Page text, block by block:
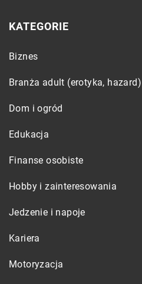
KATEGORIE
Biznes
Branża adult (erotyka, hazard)
Dom i ogród
Edukacja
Finanse osobiste
Hobby i zainteresowania
Jedzenie i napoje
Kariera
Motoryzacja